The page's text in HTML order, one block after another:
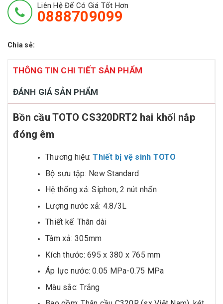
Liên Hệ Để Có Giá Tốt Hơn
0888709099
Chia sẻ:
THÔNG TIN CHI TIẾT SẢN PHẨM
ĐÁNH GIÁ SẢN PHẨM
Bồn cầu TOTO CS320DRT2 hai khối nắp
đóng êm
Thương hiệu:Thiết bị vệ sinh TOTO
Bộ sưu tập: New Standard
Hệ thống xả: Siphon, 2 nút nhấn
Lượng nước xả: 4.8/3L
Thiết kế: Thân dài
Tâm xả: 305mm
Kích thước: 695 x 380 x 765 mm
Áp lực nước: 0.05 MPa-0.75 MPa
Màu sắc: Trắng